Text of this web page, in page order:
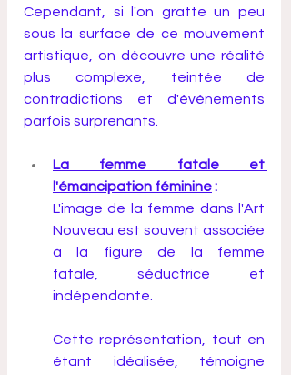
Cependant, si l'on gratte un peu
sous la surface de ce mouvement
artistique, on découvre une réalité
plus complexe, teintée de
contradictions et d'événements
parfois surprenants.
La femme fatale et
l'émancipation féminine :
L'image de la femme dans l'Art
Nouveau est souvent associée
à la figure de la femme
fatale, séductrice et
indépendante.
Cette représentation, tout en
étant idéalisée, témoigne